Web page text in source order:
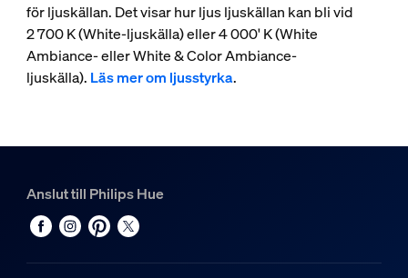
för ljuskällan. Det visar hur ljus ljuskällan kan bli vid
2 700 K (White-ljuskälla) eller 4 000' K (White
Ambiance- eller White & Color Ambiance-
ljuskälla). Läs mer om ljusstyrka.
Anslut till Philips Hue